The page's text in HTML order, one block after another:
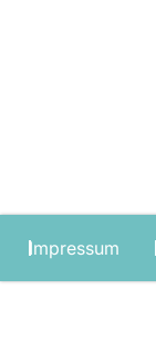
Impressum